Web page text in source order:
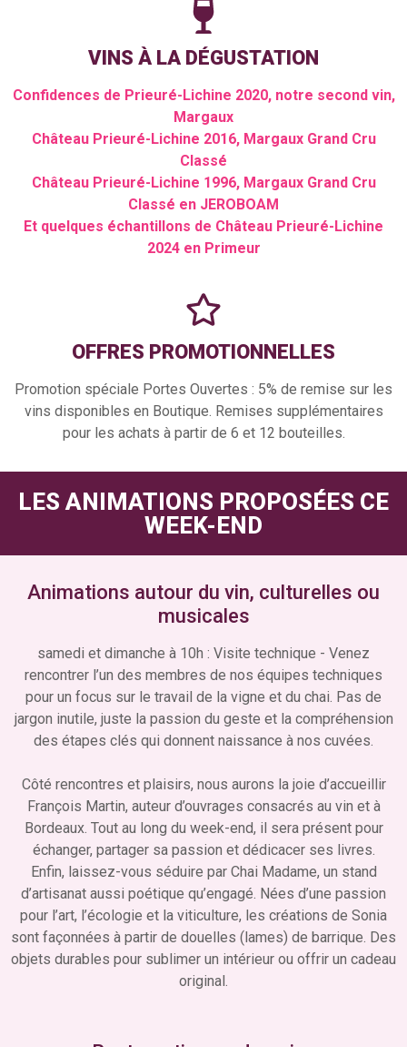
VINS À LA DÉGUSTATION
Confidences de Prieuré-Lichine 2020, notre second vin,
Margaux
Château Prieuré-Lichine 2016, Margaux Grand Cru
Classé
Château Prieuré-Lichine 1996, Margaux Grand Cru
Classé en JEROBOAM
Et quelques échantillons de Château Prieuré-Lichine
2024 en Primeur
OFFRES PROMOTIONNELLES
Promotion spéciale Portes Ouvertes : 5% de remise sur les
vins disponibles en Boutique. Remises supplémentaires
pour les achats à partir de 6 et 12 bouteilles.
LES ANIMATIONS PROPOSÉES CE
WEEK-END
Animations autour du vin, culturelles ou
musicales
samedi et dimanche à 10h : Visite technique - Venez
rencontrer l’un des membres de nos équipes techniques
pour un focus sur le travail de la vigne et du chai. Pas de
jargon inutile, juste la passion du geste et la compréhension
des étapes clés qui donnent naissance à nos cuvées.
Côté rencontres et plaisirs, nous aurons la joie d’accueillir
François Martin, auteur d’ouvrages consacrés au vin et à
Bordeaux. Tout au long du week-end, il sera présent pour
échanger, partager sa passion et dédicacer ses livres.
Enfin, laissez-vous séduire par Chai Madame, un stand
d’artisanat aussi poétique qu’engagé. Nées d’une passion
pour l’art, l’écologie et la viticulture, les créations de Sonia
sont façonnées à partir de douelles (lames) de barrique. Des
objets durables pour sublimer un intérieur ou offrir un cadeau
original.